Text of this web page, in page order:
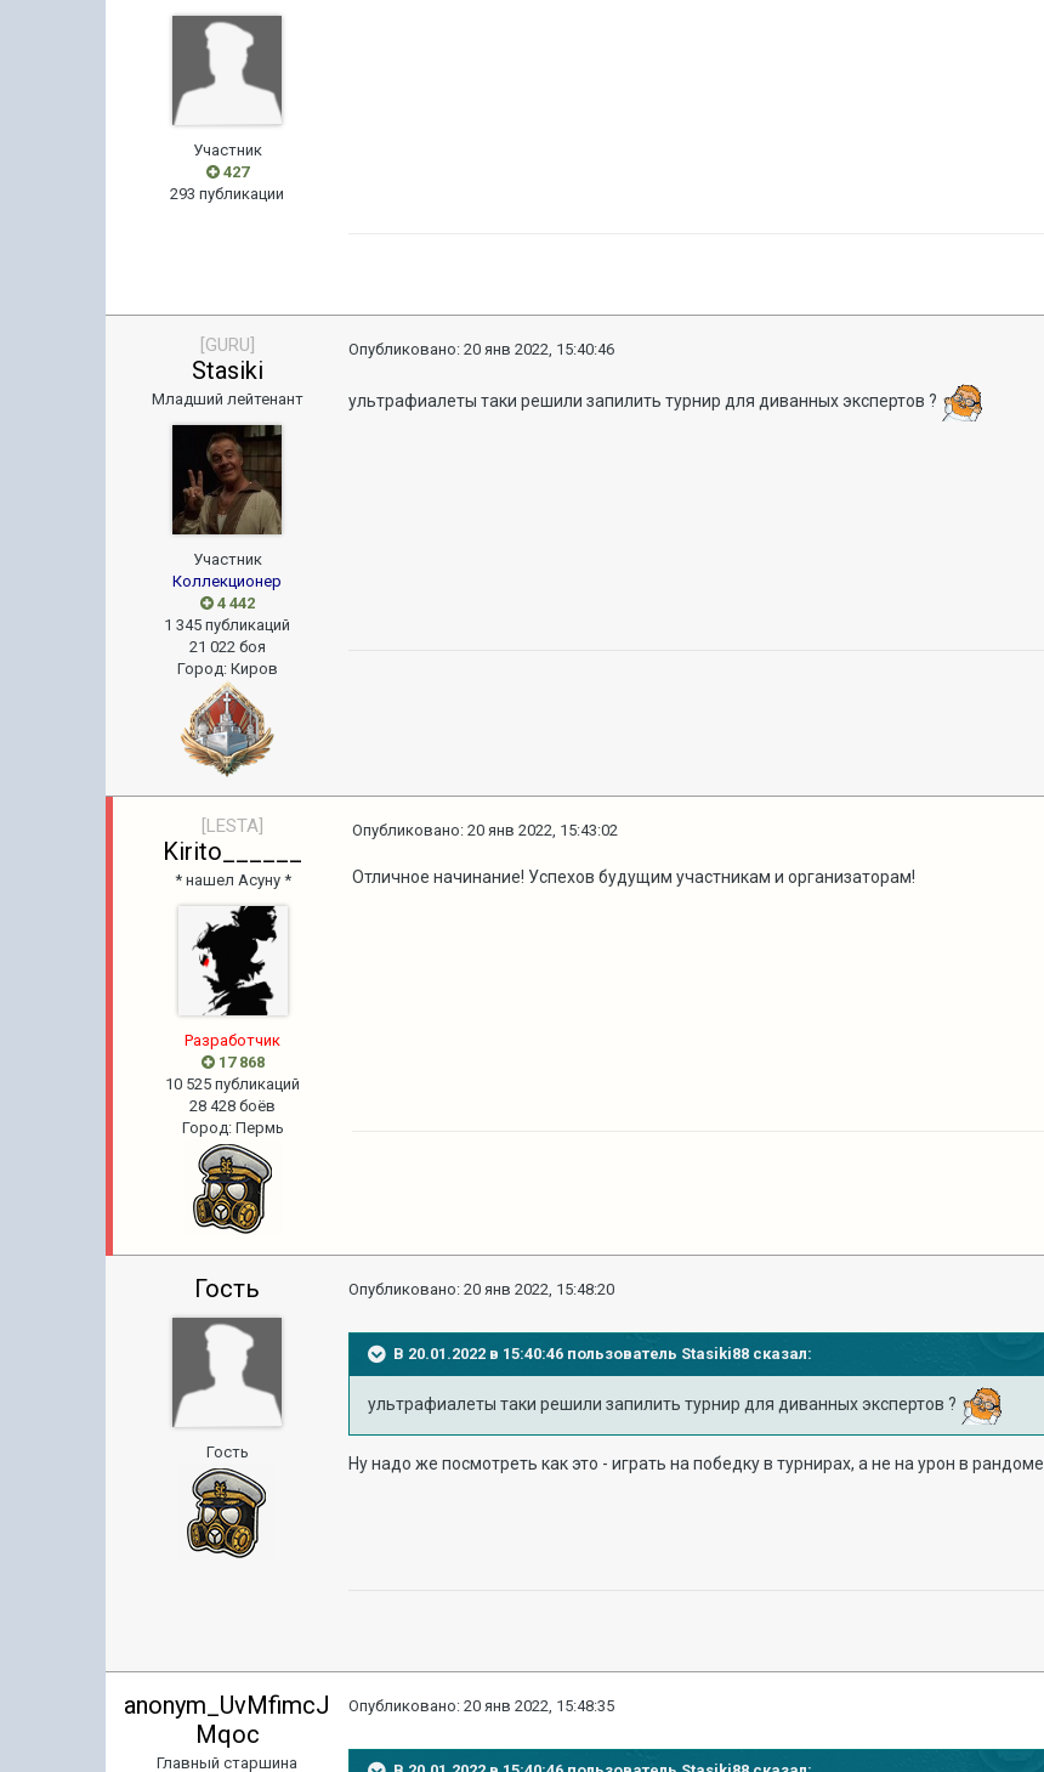
Участник
427
293 публикации
[GURU]
Stasiki
Младший лейтенант
Участник
Коллекционер
4 442
1 345 публикаций
21 022 боя
Город: Киров
Опубликовано:20 янв 2022, 15:40:46
ультрафиалеты таки решили запилить турнир для диванных экспертов ?
[LESTA]
Kirito______
* нашел Асуну *
Разработчик
17 868
10 525 публикаций
28 428 боёв
Город: Пермь
Опубликовано:20 янв 2022, 15:43:02
Отличное начинание! Успехов будущим участникам и организаторам!
Гость
Гость
Опубликовано:20 янв 2022, 15:48:20
В 20.01.2022 в 15:40:46 пользователь Stasiki88 сказал:
ультрафиалеты таки решили запилить турнир для диванных экспертов ?
Ну надо же посмотреть как это - играть на победку в турнирах, а не на урон в рандоме
anonym_UvMfimcJ
Mqoc
Главный старшина
Опубликовано:20 янв 2022, 15:48:35